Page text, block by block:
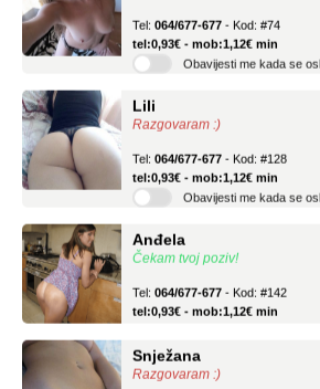
tel:0,93€ - mob:1,12€ min
Obavijesti me kada se
Razgovaram :)
tel:0,93€ - mob:1,12€ min
Obavijesti me kada se
Čekam tvoj poziv!
tel:0,93€ - mob:1,12€ min
Razgovaram :)